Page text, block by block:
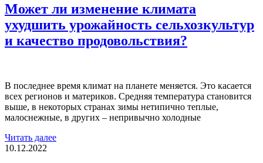
Может ли изменение климата
ухудшить урожайность сельхозкультур
и качество продовольствия?
В последнее время климат на планете меняется. Это касается
всех регионов и материков. Средняя температура становится
выше, в некоторых странах зимы нетипично теплые,
малоснежные, в других – непривычно холодные
Читать далее
10.12.2022